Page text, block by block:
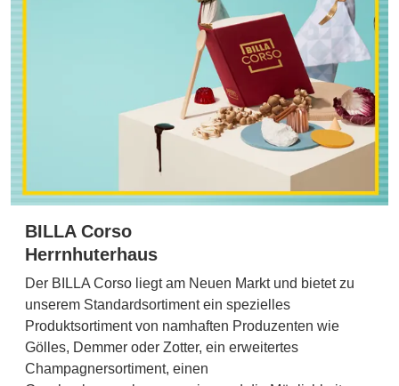
BILLA Corso
Herrnhuterhaus
Der BILLA Corso liegt am Neuen Markt und bietet zu
unserem Standardsortiment ein spezielles
Produktsortiment von namhaften Produzenten wie
Gölles, Demmer oder Zotter, ein erweitertes
Champagnersortiment, einen